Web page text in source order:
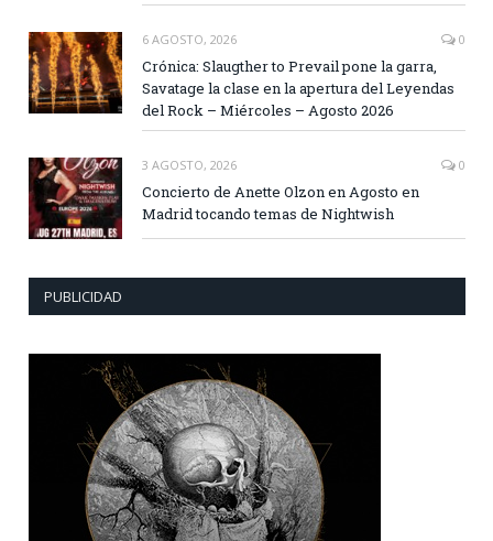
6 AGOSTO, 2026 0
Crónica: Slaugther to Prevail pone la garra,
Savatage la clase en la apertura del Leyendas
del Rock – Miércoles – Agosto 2026
3 AGOSTO, 2026 0
Concierto de Anette Olzon en Agosto en
Madrid tocando temas de Nightwish
PUBLICIDAD